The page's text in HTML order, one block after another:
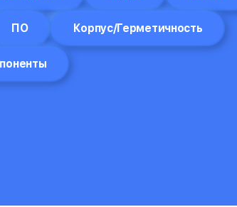
ПО Корпус/Герметичность